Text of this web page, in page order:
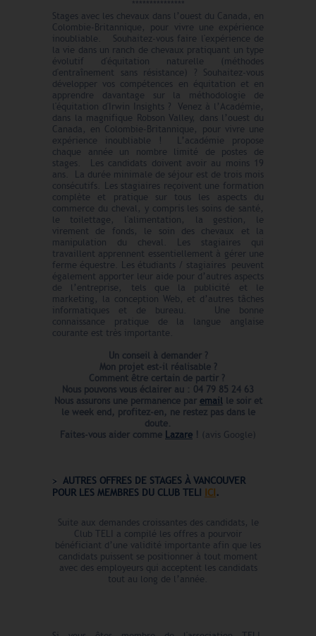
Stages avec les chevaux dans l’ouest du Canada, en
Colombie-Britannique, pour vivre une expérience
inoubliable. Souhaitez-vous faire l'expérience de
la vie dans un ranch de chevaux pratiquant un type
évolutif d'équitation naturelle (méthodes
d'entraînement sans résistance) ? Souhaitez-vous
développer vos compétences en équitation et en
apprendre davantage sur la méthodologie de
l'équitation d'Irwin Insights ? Venez à l’Académie,
dans la magnifique Robson Valley, dans l’ouest du
Canada, en Colombie-Britannique, pour vivre une
expérience inoubliable ! L’académie propose
chaque année un nombre limité de postes de
stages. Les candidats doivent avoir au moins 19
ans. La durée minimale de séjour est de trois mois
consécutifs. Les stagiaires reçoivent une formation
complète et pratique sur tous les aspects du
commerce du cheval, y compris les soins de santé,
le toilettage, l'alimentation, la gestion, le
virement de fonds, le soin des chevaux et la
manipulation du cheval. Les stagiaires qui
travaillent apprennent essentiellement à gérer une
ferme équestre. Les étudiants / stagiaires peuvent
également apporter leur aide pour d’autres aspects
de l’entreprise, tels que la publicité et le
marketing, la conception Web, et d’autres tâches
informatiques et de bureau. Une bonne
connaissance pratique de la langue anglaise
courante est très importante.
Un conseil à demander ?
Mon projet est-il réalisable ?
Comment être certain de partir ?
Nous pouvons vous éclairer au : 04 79 85 24 63
Nous assurons une permanence par emaille soir et
le week end, profitez-en, ne restez pas dans le
doute.
Faites-vous aider comme Lazare (avis Google)
AUTRES OFFRES DE STAGES À VANCOUVER
POUR LES MEMBRES DU CLUB TELI
ICI .
Suite aux demandes croissantes des candidats, le
Club TELI a compilé les offres a pourvoir
bénéficiant d’une validité importante afin que les
candidats puissent se positionner à tout moment
avec des employeurs qui acceptent les candidats
tout au long de l’année.